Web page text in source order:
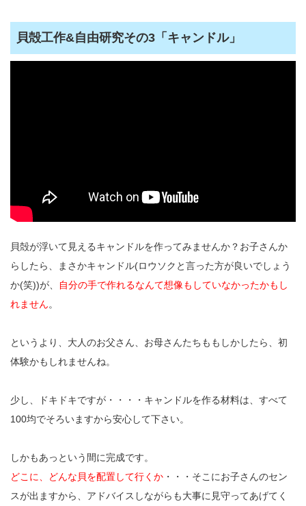
貝殻工作&自由研究その3「キャンドル」
貝殻が浮いて見えるキャンドルを作ってみませんか？お子さんか
らしたら、まさかキャンドル(ロウソクと言った方が良いでしょう
か(笑))が、
自分の手で作れるなんて想像もしていなかったかもし
れません。
というより、大人のお父さん、お母さんたちももしかしたら、初
体験かもしれませんね。
少し、ドキドキですが・・・・キャンドルを作る材料は、すべて
100均でそろいますから安心して下さい。
しかもあっという間に完成です。
どこに、どんな貝を配置して行くか ・・・そこにお子さんのセン
スが出ますから、アドバイスしながらも大事に見守ってあげてく